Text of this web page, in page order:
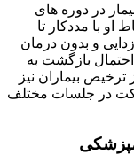
در دوره های
او با مددکار تا
و بدون درمان
بازگشت به
ترخیص بیماران نیز
در جلسات مختلف